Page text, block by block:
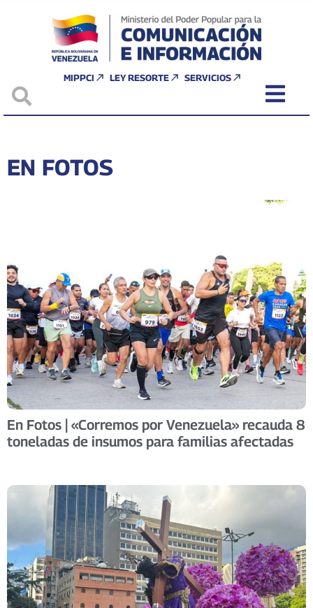
MIPPCI LEY RESORTE SERVICIOS
EN FOTOS
En Fotos | «Corremos por Venezuela» recauda 8
toneladas de insumos para familias afectadas